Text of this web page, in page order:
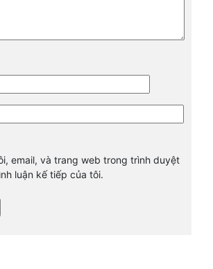
email, và trang web trong trình duyệt
luận kế tiếp của tôi.